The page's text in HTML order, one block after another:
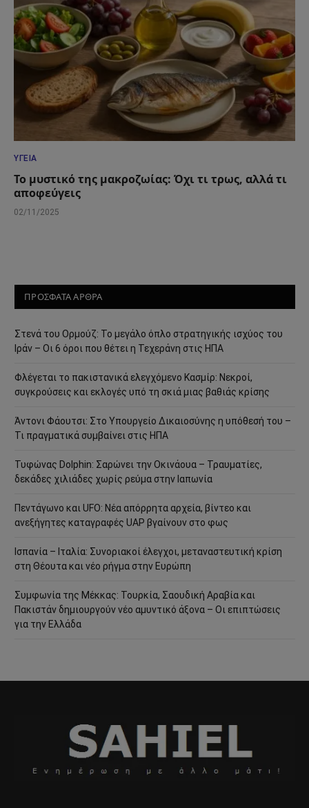
ΥΓΕΊΑ
Το μυστικό της μακροζωίας: Όχι τι τρως, αλλά τι
αποφεύγεις
02/11/2025
ΠΡΟΣΦΑΤΑ ΑΡΘΡΑ
Στενά του Ορμούζ: Το μεγάλο όπλο στρατηγικής ισχύος του
Ιράν – Οι 6 όροι που θέτει η Τεχεράνη στις ΗΠΑ
Φλέγεται το πακιστανικά ελεγχόμενο Κασμίρ: Νεκροί,
συγκρούσεις και εκλογές υπό τη σκιά μιας βαθιάς κρίσης
Άντονι Φάουτσι: Στο Υπουργείο Δικαιοσύνης η υπόθεσή του –
Τι πραγματικά συμβαίνει στις ΗΠΑ
Τυφώνας Dolphin: Σαρώνει την Οκινάουα – Τραυματίες,
δεκάδες χιλιάδες χωρίς ρεύμα στην Ιαπωνία
Πεντάγωνο και UFO: Νέα απόρρητα αρχεία, βίντεο και
ανεξήγητες καταγραφές UAP βγαίνουν στο φως
Ισπανία – Ιταλία: Συνοριακοί έλεγχοι, μεταναστευτική κρίση
στη Θέουτα και νέο ρήγμα στην Ευρώπη
Συμφωνία της Μέκκας: Τουρκία, Σαουδική Αραβία και
Πακιστάν δημιουργούν νέο αμυντικό άξονα – Οι επιπτώσεις
για την Ελλάδα